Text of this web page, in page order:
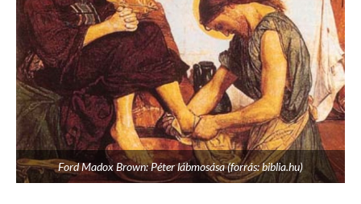
Ford Madox Brown: Péter lábmosása (forrás: biblia.hu)